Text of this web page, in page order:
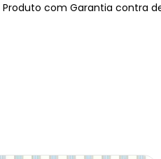
Produto com Garantia contra